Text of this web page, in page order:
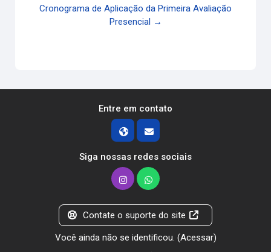
Cronograma de Aplicação da Primeira Avaliação
Presencial →
Entre em contato
Siga nossas redes sociais
Contate o suporte do site
Você ainda não se identificou. (Acessar)